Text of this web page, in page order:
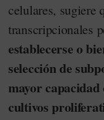
celulares, sugiere
transcripcionales
establecerse o
selección de
mayor capacidad
cultivos